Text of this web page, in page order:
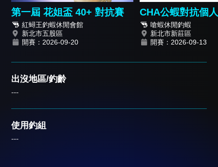
第一屆 花姐盃 40+ 對抗賽
紅蟳王釣蝦休閒會館
新北市五股區
開賽：2026-09-20
CHA公蝦對抗個
嗆蝦休閒釣蝦
新北市新莊區
開賽：2026-09-13
出沒地區/釣齡
---
使用釣組
---